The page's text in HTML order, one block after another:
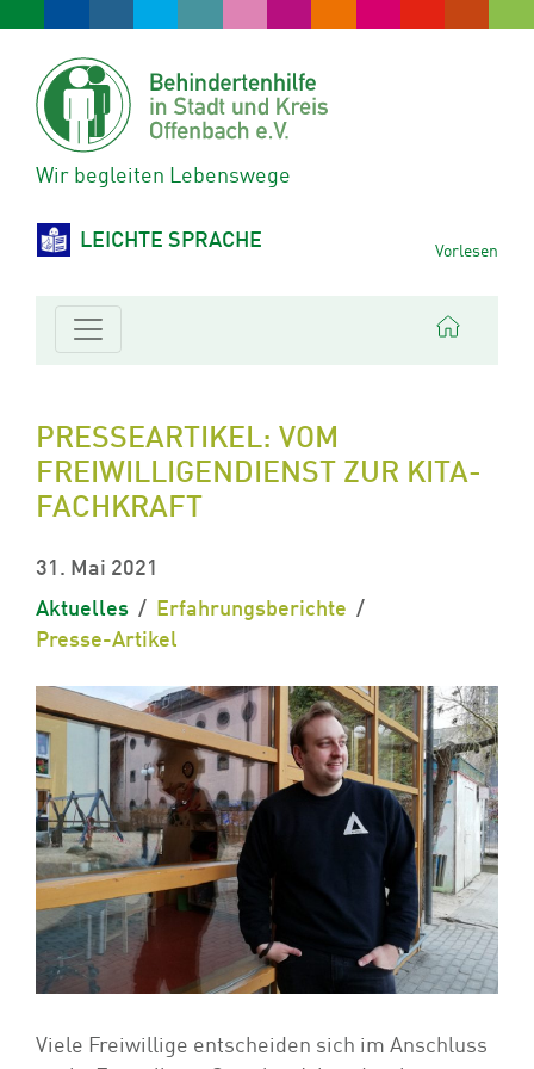
Wir begleiten Lebenswege
LEICHTE SPRACHE Vorlesen
PRESSEARTIKEL: VOM
FREIWILLIGENDIENST ZUR KITA-
FACHKRAFT
31. Mai 2021
Aktuelles
Erfahrungsberichte
Presse-Artikel
Viele Freiwillige entscheiden sich im Anschluss